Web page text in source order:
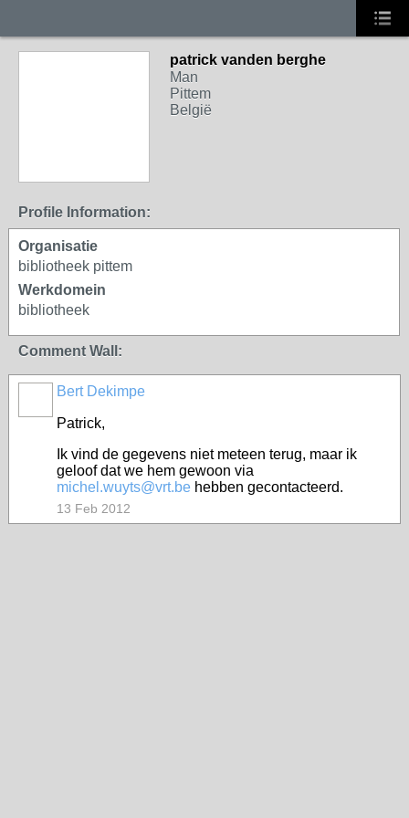
patrick vanden berghe
Man
Pittem
België
Profile Information:
Organisatie
bibliotheek pittem
Werkdomein
bibliotheek
Comment Wall:
Bert Dekimpe
Patrick,
Ik vind de gegevens niet meteen terug, maar ik
geloof dat we hem gewoon via
michel.wuyts@vrt.be hebben gecontacteerd.
13 Feb 2012